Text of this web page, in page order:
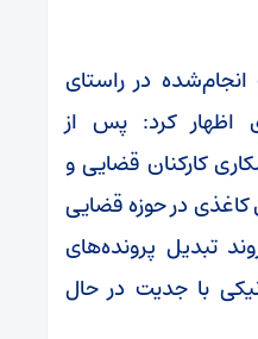
در راستای
اظهار کرد: پس از
کارکنان قضایی و
کاغذی در حوزه قضایی
تبدیل پرونده‌های
با جدیت در حال